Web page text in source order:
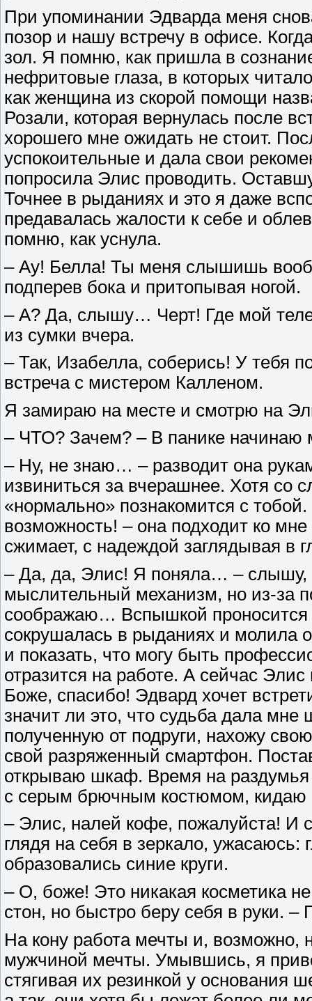
При упоминании Эдварда меня
позор и нашу встречу в офисе.
зол. Я помню, как пришла в
нефритовые глаза, в которых
как женщина из скорой помощи
Розали, которая вернулась после
хорошего мне ожидать не стоит.
успокоительные и дала свои
попросила Элис проводить.
Точнее в рыданиях и это я даже
предавалась жалости к себе и
помню, как уснула.
– Ау! Белла! Ты меня слышишь
подперев бока и притопывая ногой.
– А? Да, слышу… Черт! Где мой
из сумки вчера.
– Так, Изабелла, соберись! У тебя
встреча с мистером Калленом.
Я замираю на месте и смотрю на
– ЧТО? Зачем? – В панике начинаю
– Ну, не знаю… – разводит она
извиниться за вчерашнее. Хотя со
«нормально» познакомится с
возможность! – она подходит ко
сжимает, с надеждой заглядывая в
– Да, да, Элис! Я поняла… – слышу,
мыслительный механизм, но из-за
соображаю… Вспышкой проносится
сокрушалась в рыданиях и молила
и показать, что могу быть
отразится на работе. А сейчас
Боже, спасибо! Эдвард хочет
значит ли это, что судьба дала
полученную от подруги, нахожу
свой разряженный смартфон.
открываю шкаф. Время на
с серым брючным костюмом, кидаю
– Элис, налей кофе, пожалуйста! И
глядя на себя в зеркало,
образовались синие круги.
– О, боже! Это никакая косметика
стон, но быстро беру себя в руки. –
На кону работа мечты и,
мужчиной мечты. Умывшись, я
стягивая их резинкой у